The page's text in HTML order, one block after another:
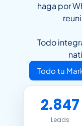
haga por
Todo
Todo tu
2.847
Leads